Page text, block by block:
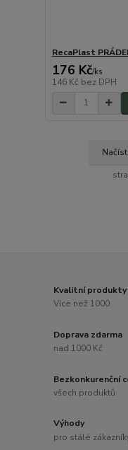
RecaPlast
176 Kč/ks
146 Kč bez DPH
Kvalitní produkty
Více než 1000
Doprava zdarma
nad 1000 Kč
Bezkonkurenční
všech produktů
Výhody
pro stálé